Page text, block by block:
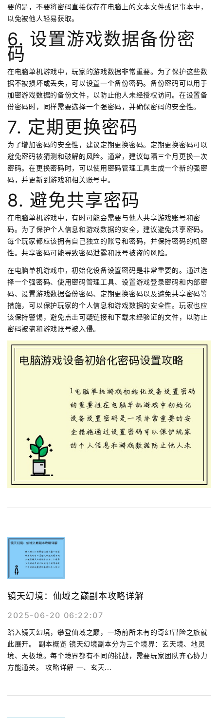
要的是，不要将密码直接保存在电脑上的文本文件或记事本中，
以免被他人轻易获取。
6. 设置游戏数据备份密
码
在电脑单机游戏中，玩家的游戏数据非常重要。为了保护这些数
据不被损坏或丢失，可以设置一个备份密码。备份密码可以用于
加密游戏数据的备份文件，以防止他人未经授权访问。在设置备
份密码时，同样需要选择一个强密码，并确保密码的安全性。
7. 定期更换密码
为了增加密码的安全性，建议定期更换密码。定期更换密码可以
避免密码被猜测和破解的风险。通常，建议每隔三个月更换一次
密码。在更换密码时，可以使用密码管理工具生成一个新的强密
码，并更新到游戏和相关账号中。
8. 避免共享密码
在电脑单机游戏中，有时可能会需要与他人共享游戏账号和密
码。为了保护个人信息和游戏数据的安全，建议避免共享密码。
每个玩家都应该拥有自己独立的账号和密码，并保持密码的机密
性。共享密码可能导致密码泄露和账号被盗的风险。
在电脑单机游戏中，初始化设备设置密码是非常重要的。通过选
择一个强密码、使用密码管理工具、设置游戏登录密码和内部密
码、设置游戏数据备份密码、定期更换密码以及避免共享密码等
措施，可以保护玩家的个人信息和游戏数据的安全性。玩家也应
该保持警惕，避免点击可疑链接和下载未经验证的文件，以防止
密码被盗和游戏账号被入侵。
镜天幻境：仙域之巅副本攻略详解
2025-06-20 06:22:07
踏入镜天幻境，攀登仙域之巅，一场前所未有的奇幻冒险之旅就
此展开。 副本概览 镜天幻境副本分为三个境界：玄天境、地灵
境、天极境。每个境界都有不同的挑战，需要玩家团队齐心协力
方能通关。 攻略详解 一、玄天...